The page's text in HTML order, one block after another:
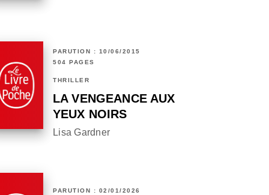
PARUTION : 10/06/2015
504 PAGES
THRILLER
LA VENGEANCE AUX
YEUX NOIRS
Lisa Gardner
PARUTION : 02/01/2026